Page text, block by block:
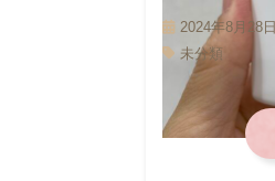
2024年8月28日
未分類